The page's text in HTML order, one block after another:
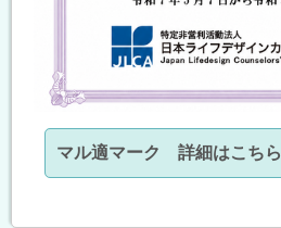
マル適マーク 詳細はこちら